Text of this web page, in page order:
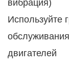
вибрация)
Используйте
двигателей